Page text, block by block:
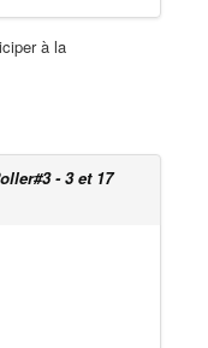
à la
- 3 et 17